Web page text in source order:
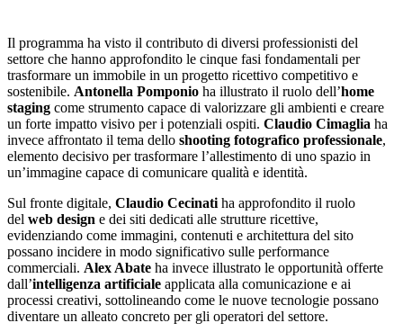
Il programma ha visto il contributo di diversi professionisti del
settore che hanno approfondito le cinque fasi fondamentali per
trasformare un immobile in un progetto ricettivo competitivo e
sostenibile. Antonella Pomponio ha illustrato il ruolo dell’home
staging come strumento capace di valorizzare gli ambienti e creare
un forte impatto visivo per i potenziali ospiti. Claudio Cimaglia ha
invece affrontato il tema dello shooting fotografico professionale,
elemento decisivo per trasformare l’allestimento di uno spazio in
un’immagine capace di comunicare qualità e identità.
Sul fronte digitale, Claudio Cecinati ha approfondito il ruolo
del web design e dei siti dedicati alle strutture ricettive,
evidenziando come immagini, contenuti e architettura del sito
possano incidere in modo significativo sulle performance
commerciali. Alex Abate ha invece illustrato le opportunità offerte
dall’intelligenza artificiale applicata alla comunicazione e ai
processi creativi, sottolineando come le nuove tecnologie possano
diventare un alleato concreto per gli operatori del settore.